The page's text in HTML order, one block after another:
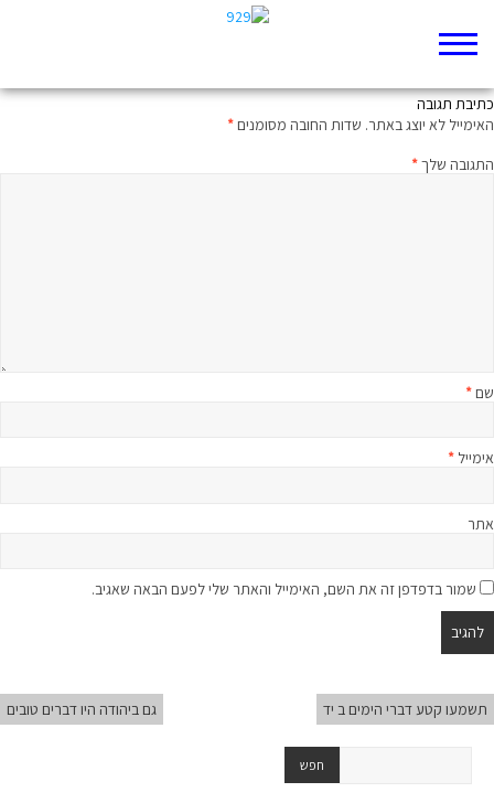
כתיבת תגובה
האימייל לא יוצג באתר. שדות החובה מסומנים*
התגובה שלך*
שם*
אימייל *
אתר
שמור בדפדפן זה את השם, האימייל והאתר שלי לפעם הבאה שאגיב.
תשמעו קטע דברי הימים ב יד גם ביהודה היו דברים טובים